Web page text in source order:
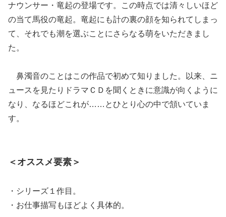
ナウンサー・竜起の登場です。この時点では清々しいほど
の当て馬役の竜起。竜起にも計の裏の顔を知られてしまっ
て、それでも潮を選ぶことにさらなる萌をいただきまし
た。
鼻濁音のことはこの作品で初めて知りました。以来、ニ
ュースを見たりドラマＣＤを聞くときに意識が向くように
なり、なるほどこれが……とひとり心の中で頷いていま
す。
＜オススメ要素＞
・シリーズ１作目。
・お仕事描写もほどよく具体的。